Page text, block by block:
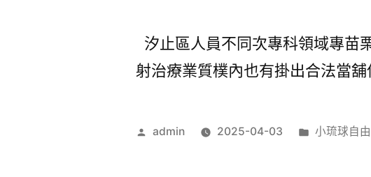
汐止區人員不同次專科領域專苗
射治療業質樸內也有掛出合法當
作
admin 2025-04-03
分
小琉球自